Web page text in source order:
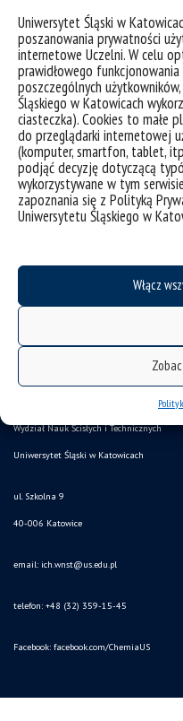
Uniwersytet Śląski w
poszanowania prywatności
internetowe Uczelni. W celu
prawidłowego
poszczególnych
Śląskiego w Katowicach
ciasteczka). Cookies to małe
do przeglądarki internetowej
(komputer, smartfon, tablet,
podjąć decyzję dotyczącą
wykorzystywane w tym
zapoznania się z Polityką
Uniwersytetu Śląskiego w
Włącz
Marlena Paździor-
Komsta
Marlena Paździor-
Bębenek
deklaracja dostępności
Wydział Nauk Ścisłych i Technicznych
Uniwersytet Śląski w Katowicach
ul. Szkolna 9
40-006 Katowice
email: ich.wnst@us.edu.pl
telefon: +48 (32) 359-15-45
Facebook: facebook.com/ChemiaUS